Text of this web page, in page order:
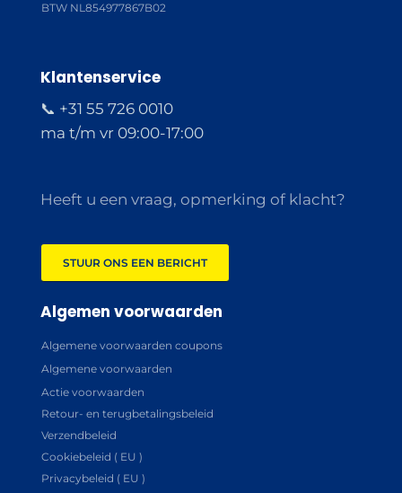
BTW NL854977867B02
Klantenservice
📞 +31 55 726 0010
ma t/m vr 09:00-17:00
Heeft u een vraag, opmerking of klacht?
STUUR ONS EEN BERICHT
Algemen voorwaarden
Algemene voorwaarden coupons
Algemene voorwaarden
Actie voorwaarden
Retour- en terugbetalingsbeleid
Verzendbeleid
Cookiebeleid ( EU )
Privacybeleid ( EU )